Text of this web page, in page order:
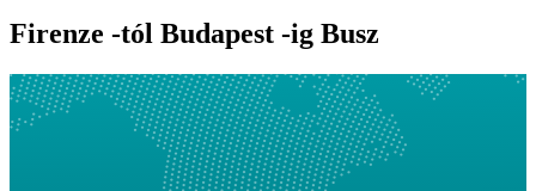
Firenze -tól Budapest -ig Busz